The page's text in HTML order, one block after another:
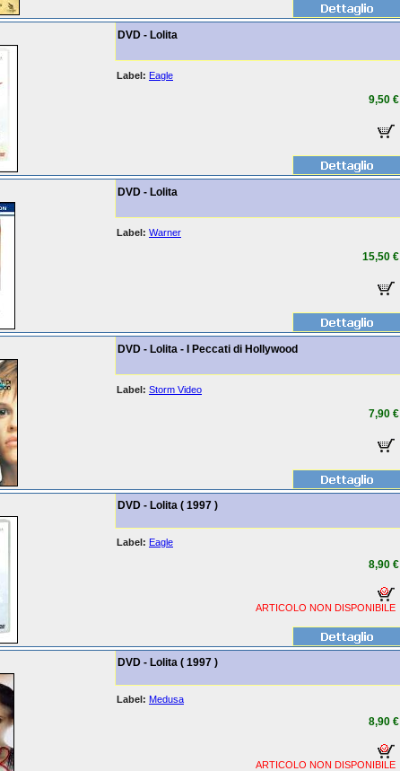
DVD - Lolita
Label: Eagle
9,50 €
DVD - Lolita
Label: Warner
15,50 €
DVD - Lolita - I Peccati di Hollywood
Label: Storm Video
7,90 €
DVD - Lolita ( 1997 )
Label: Eagle
8,90 €
ARTICOLO NON DISPONIBILE
DVD - Lolita ( 1997 )
Label: Medusa
8,90 €
ARTICOLO NON DISPONIBILE